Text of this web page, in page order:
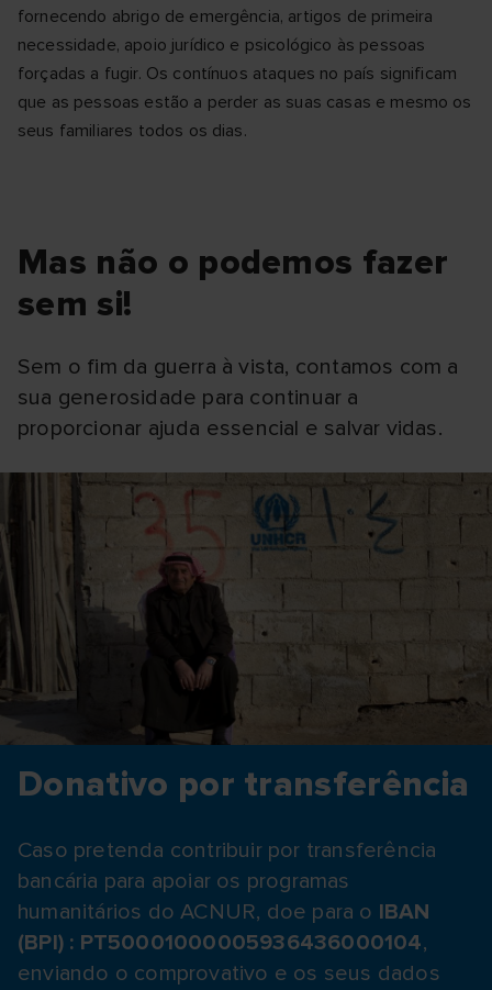
fornecendo abrigo de emergência, artigos de primeira
necessidade, apoio jurídico e psicológico às pessoas
forçadas a fugir. Os contínuos ataques no país significam
que as pessoas estão a perder as suas casas e mesmo os
seus familiares todos os dias.
Mas não o podemos fazer
sem si!
Sem o fim da guerra à vista, contamos com a
sua generosidade para continuar a
proporcionar ajuda essencial e salvar vidas.
Donativo por transferência
Caso pretenda contribuir por transferência
bancária para apoiar os programas
humanitários do ACNUR, doe para o IBAN
(BPI) : PT50001000005936436000104,
enviando o comprovativo e os seus dados